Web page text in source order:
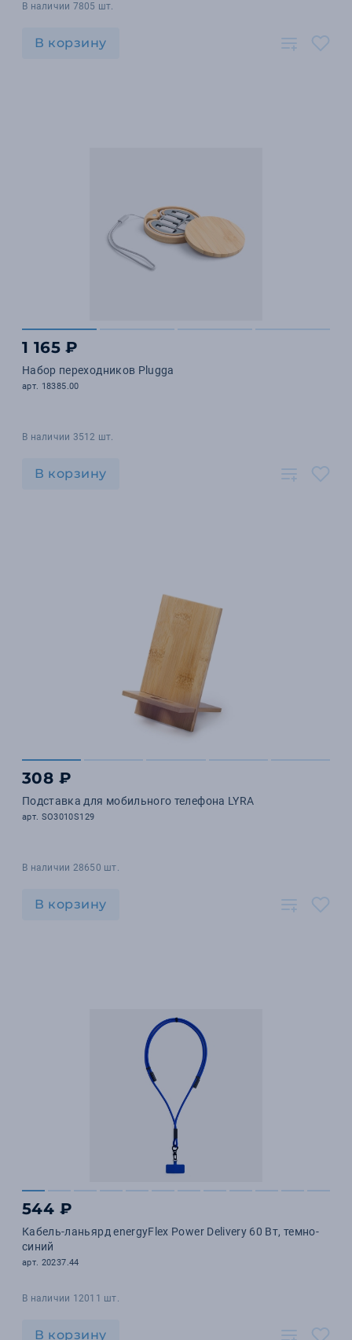
В наличии 7805 шт.
В корзину
1 165 ₽
Набор переходников Plugga
арт. 18385.00
В наличии 3512 шт.
В корзину
308 ₽
Подставка для мобильного телефона LYRA
арт. SO3010S129
В наличии 28650 шт.
В корзину
544 ₽
Кабель-ланьярд energyFlex Power Delivery 60 Вт, темно-
синий
арт. 20237.44
В наличии 12011 шт.
В корзину